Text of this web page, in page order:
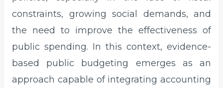
constraints, growing social demands, and
the need to improve the effectiveness of
public spending. In this context, evidence-
based public budgeting emerges as an
approach capable of integrating accounting